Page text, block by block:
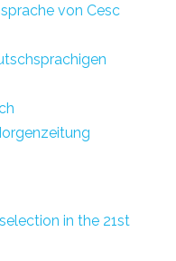
von Cesc
in the 21st